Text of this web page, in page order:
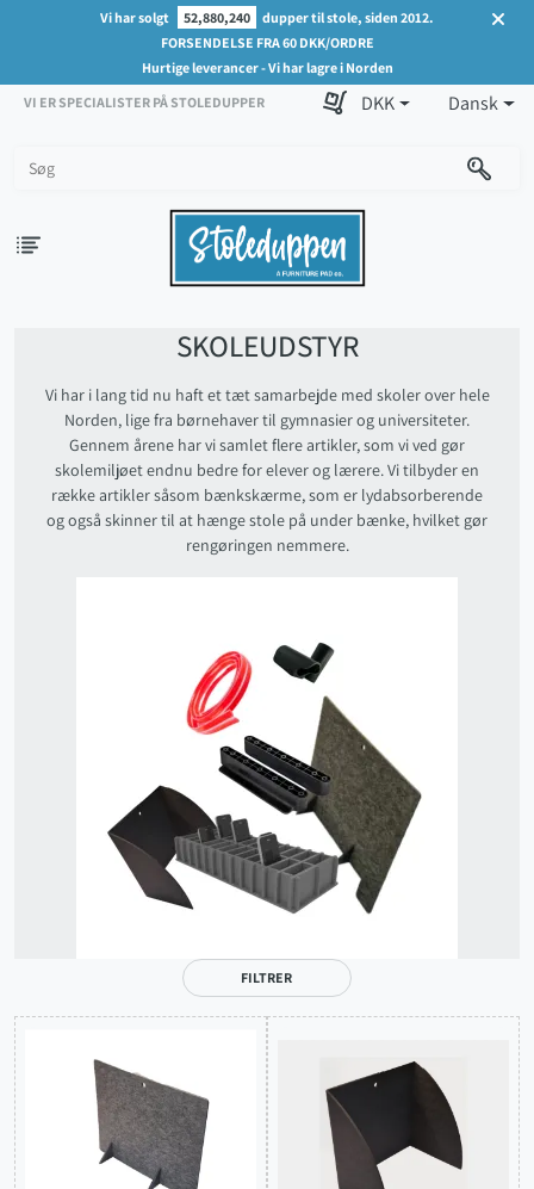
Vi har solgt 52,880,240
dupper til stole, siden 2012.
FORSENDELSE FRA 60 DKK/ORDRE
Hurtige leverancer - Vi har lagre i Norden
VI ER SPECIALISTER PÅ STOLEDUPPER
DKK Dansk
SKOLEUDSTYR
Vi har i lang tid nu haft et tæt samarbejde med skoler over hele
Norden, lige fra børnehaver til gymnasier og universiteter.
Gennem årene har vi samlet flere artikler, som vi ved gør
skolemiljøet endnu bedre for elever og lærere. Vi tilbyder en
række artikler såsom bænkskærme, som er lydabsorberende
og også skinner til at hænge stole på under bænke, hvilket gør
rengøringen nemmere.
FILTRER